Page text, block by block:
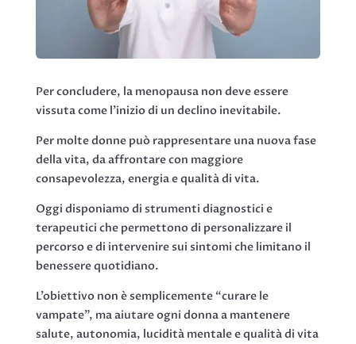
Per concludere, la menopausa non deve essere
vissuta come l’inizio di un declino inevitabile.
Per molte donne può rappresentare una nuova fase
della vita, da affrontare con maggiore
consapevolezza, energia e qualità di vita.
Oggi disponiamo di strumenti diagnostici e
terapeutici che permettono di personalizzare il
percorso e di intervenire sui sintomi che limitano il
benessere quotidiano.
L’obiettivo non è semplicemente “curare le
vampate”, ma aiutare ogni donna a mantenere
salute, autonomia, lucidità mentale e qualità di vita